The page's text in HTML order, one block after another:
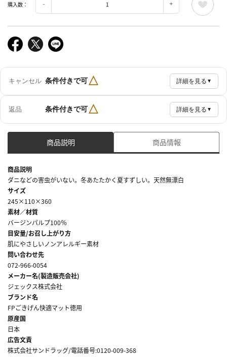
購入数：
キャンセル 条件付きで可△ 詳細を見る ▼
返品 条件付きで可△ 詳細を見る ▼
商品説明 商品情報
商品説明
ダニなどの害虫がいない。冬あたたかく夏すずしい。天然無漂白
サイズ
245×110×360
素材／材質
バージンパルプ100％
目安量/お召し上がり方
肌にやさしいノンアレルギー素材
問い合わせ先
072-966-0054
メーカー名(製造販売会社)
ジェックス株式会社
ブランド名
FPごきげん快適マット徳用
原産国
日本
広告文責
株式会社サンドラッグ/電話番号:0120-009-368